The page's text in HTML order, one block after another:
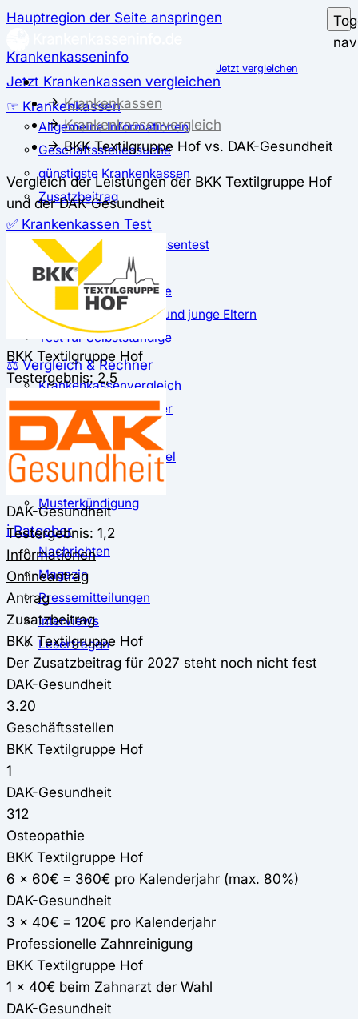
Hauptregion der Seite anspringen
Krankenkasseninfo
Jetzt Krankenkassen vergleichen
☞ Krankenkassen
Allgemeine Informationen
Geschäftsstellensuche
günstigste Krankenkassen
Zusatzbeitrag
✅ Krankenkassen Test
Der große Krankenkassentest
Test für Studierende
Test für Auszubildende
Test für Schwangere und junge Eltern
Test für Selbstständige
⚖️ Vergleich & Rechner
Krankenkassenvergleich
Krankenkassenrechner
↔ Wechsel
Krankenkassenwechsel
Kündigung
Musterkündigung
ℹ Ratgeber
Nachrichten
Magazin
Pressemitteilungen
Interviews
Leserfragen
Jetzt vergleichen
Krankenkassen
Krankenkassenvergleich
BKK Textilgruppe Hof vs. DAK-Gesundheit
Vergleich der Leistungen der BKK Textilgruppe Hof
und der DAK-Gesundheit
BKK Textilgruppe Hof
Testergebnis: 2,5
DAK-Gesundheit
Testergebnis: 1,2
Informationen
Onlineantrag
Antrag
Zusatzbeitrag
BKK Textilgruppe Hof
Der Zusatzbeitrag für 2027 steht noch nicht fest
DAK-Gesundheit
3.20
Geschäftsstellen
BKK Textilgruppe Hof
1
DAK-Gesundheit
312
Osteopathie
BKK Textilgruppe Hof
6 x 60€ = 360€ pro Kalenderjahr (max. 80%)
DAK-Gesundheit
3 x 40€ = 120€ pro Kalenderjahr
Professionelle Zahnreinigung
BKK Textilgruppe Hof
1 x 40€ beim Zahnarzt der Wahl
DAK-Gesundheit